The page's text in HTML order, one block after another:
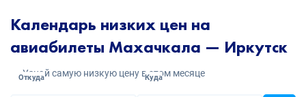
Календарь низких цен на
авиабилеты Махачкала — Иркутск
Узнай самую низкую цену в этом месяце
Откуда Куда